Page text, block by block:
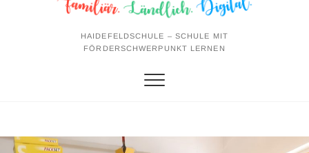
HAIDEFELDSCHULE – SCHULE MIT
FÖRDERSCHWERPUNKT LERNEN